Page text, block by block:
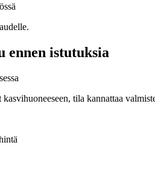
ennen istutuksia
tila kannattaa